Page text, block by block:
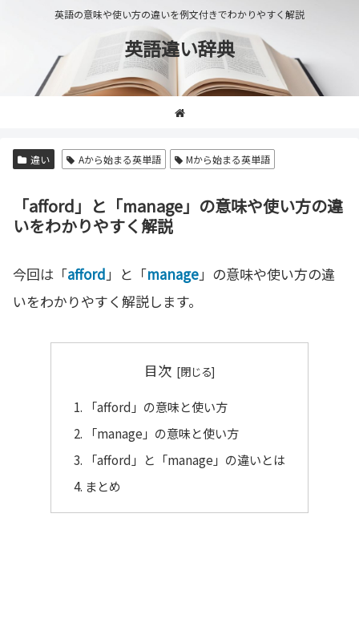
英語の意味や使い方の違いを例文付きでわかりやすく解説
英語違い辞典
違い Aから始まる英単語 Mから始まる英単語
「afford」と「manage」の意味や使い方の違
いをわかりやすく解説
今回は「afford」と「manage」の意味や使い方の違
いをわかりやすく解説します。
目次
「afford」の意味と使い方
「manage」の意味と使い方
「afford」と「manage」の違いとは
まとめ